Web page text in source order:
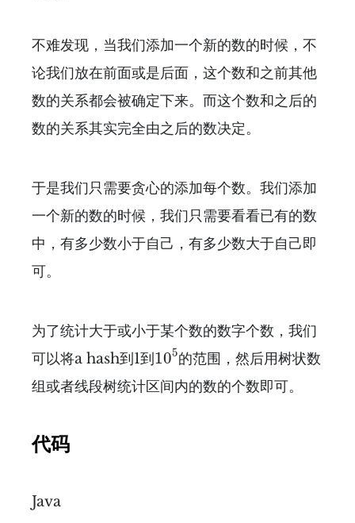
不难发现，当我们添加一个新的数的时候，不
论我们放在前面或是后面，这个数和之前其他
数的关系都会被确定下来。而这个数和之后的
数的关系其实完全由之后的数决定。
于是我们只需要贪心的添加每个数。我们添加
一个新的数的时候，我们只需要看看已有的数
中，有多少数小于自己，有多少数大于自己即
可。
为了统计大于或小于某个数的数字个数，我们
可以将a hash到1到 105
105的范围，然后用树状数
组或者线段树统计区间内的数的个数即可。
代码
Java